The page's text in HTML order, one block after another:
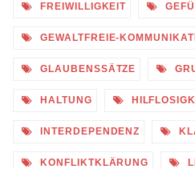
FREIWILLIGKEIT
GEWALTFREIE-
GLAUBENSSÄTZE
HALTUNG
INTERDEPENDENZ
KONFLIKTKLÄRUNG